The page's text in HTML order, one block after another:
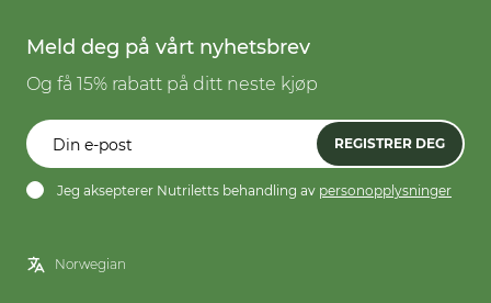
Meld deg på vårt nyhetsbrev
Og få 15% rabatt på ditt neste kjøp
REGISTRER DEG
Jeg aksepterer Nutriletts behandling av personopplysninger